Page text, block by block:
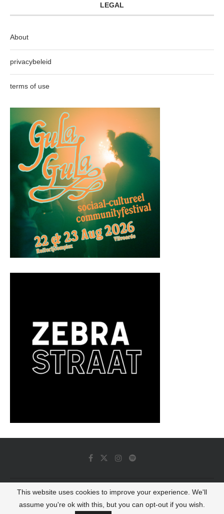
LEGAL
About
privacybeleid
terms of use
© 2022 - Luminous Dash All Rights Reserved
This website uses cookies to improve your experience. We'll
assume you're ok with this, but you can opt-out if you wish.